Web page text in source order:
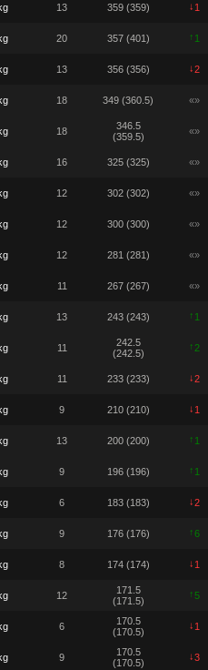
13 359 (359) ↓ 1
20 357 (401) ↑ 1
13 356 (356) ↓2
18 349 (360.5) «»
18
346.5
(359.5)
«»
16 325 (325) «»
12 302 (302) «»
12 300 (300) «»
12 281 (281) «»
11 267 (267) «»
13 243 (243) ↑ 1
11
242.5
(242.5)
↑2
11 233 (233) ↓2
9 210 (210) ↓ 1
13 200 (200) ↑ 1
9 196 (196) ↑ 1
6 183 (183) ↓2
9 176 (176) ↑6
8 174 (174) ↓ 1
12
171.5
(171.5)
↑5
6
170.5
(170.5)
↓ 1
9
170.5
(170.5)
↓3